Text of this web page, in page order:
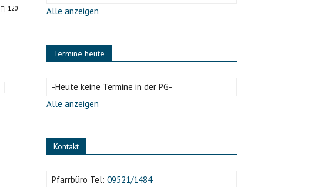
120
Alle anzeigen
Termine heute
-Heute keine Termine in der PG-
Alle anzeigen
Kontakt
Pfarrbüro Tel: 09521/1484